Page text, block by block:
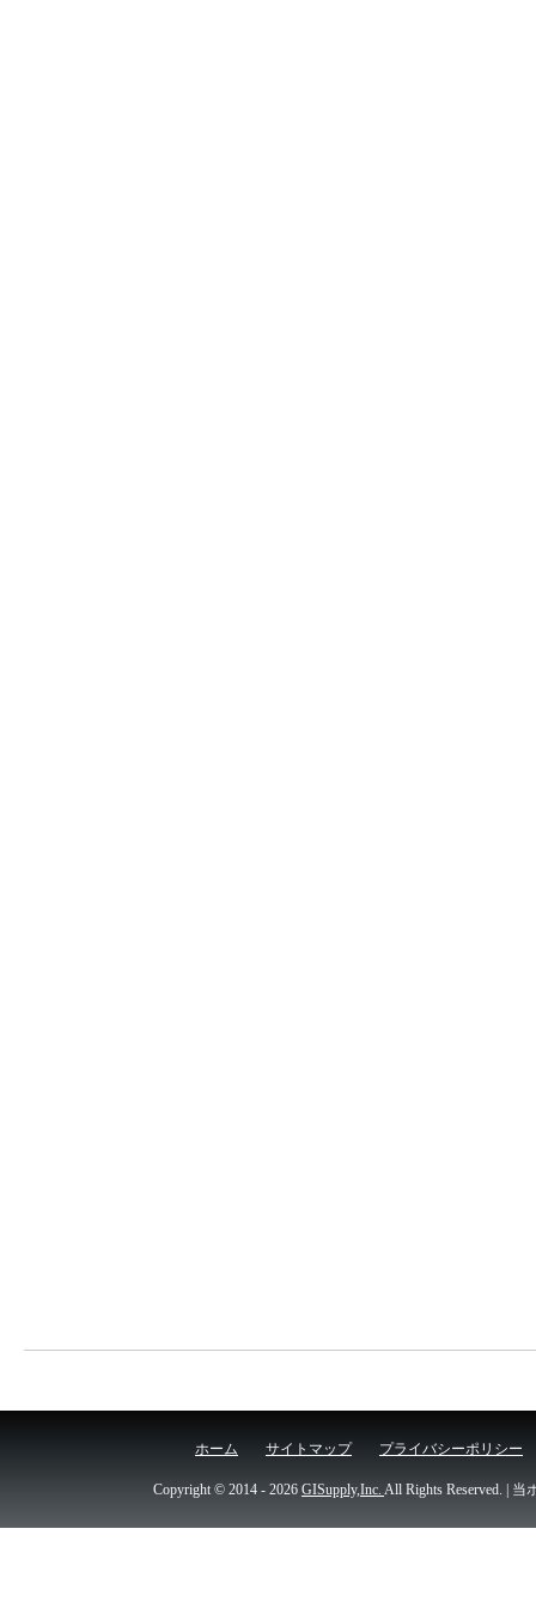
ホーム サイトマップ プライバシーポリシー
Copyright © 2014 - 2026 GISupply,Inc. All Rights Reserved. |